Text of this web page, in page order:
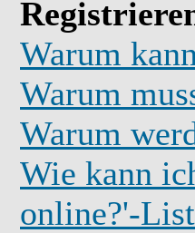
Warum
Warum
Warum
Wie kann
online?'-